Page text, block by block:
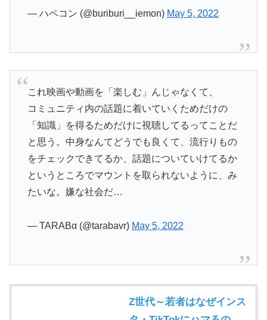
— ハペコン (@buriburi__iemon) May 5, 2022
これ映画や動画を「楽しむ」んじゃなくて、
コミュニティ内の話題に着いていくためだけの
「知識」を得るためだけに視聴してるってことだ
と思う。中身なんてどうでも良くて、流行りもの
をチェックできてるか、話題についていけてるか
というところでマウントを取られないように、み
たいな。嫌な社会だ…
— TARABα (@tarabavr) May 5, 2022
Z世代～若者はなぜインス